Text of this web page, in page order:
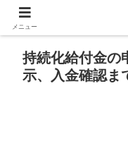
持続化給付金の
示、入金確認ま
メニュー